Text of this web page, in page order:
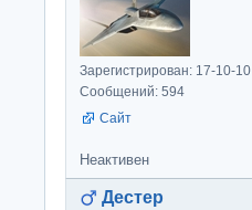
Зарегистрирован: 17-10-10
Сообщений: 594
Сайт
Неактивен
Дестер